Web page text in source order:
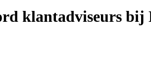
klantadviseurs bij